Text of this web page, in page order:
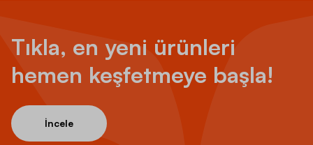
Tıkla, en yeni ürünleri
hemen keşfetmeye başla!
İncele